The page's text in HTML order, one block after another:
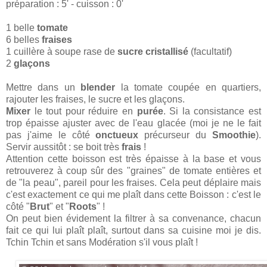
préparation : 5' - cuisson : 0'
1 belle tomate
6 belles fraises
1 cuillère à soupe rase de sucre cristallisé (facultatif)
2 glaçons
Mettre dans un blender la tomate coupée en quartiers,
rajouter les fraises, le sucre et les glaçons.
Mixer le tout pour réduire en purée. Si la consistance est
trop épaisse ajuster avec de l'eau glacée (moi je ne le fait
pas j'aime le côtéonctueux précurseur duSmoothie).
Servir aussitôt : se boit très frais !
Attention cette boisson est très épaisse à la base et vous
retrouverez à coup sûr des "graines" de tomate entières et
de "la peau", pareil pour les fraises. Cela peut déplaire mais
c'est exactement ce qui me plaît dans cette Boisson : c'est le
côté " Brut" et " Roots" !
On peut bien évidement la filtrer à sa convenance, chacun
fait ce qui lui plaît plaît, surtout dans sa cuisine moi je dis.
Tchin Tchin et sans Modération s'il vous plaît !